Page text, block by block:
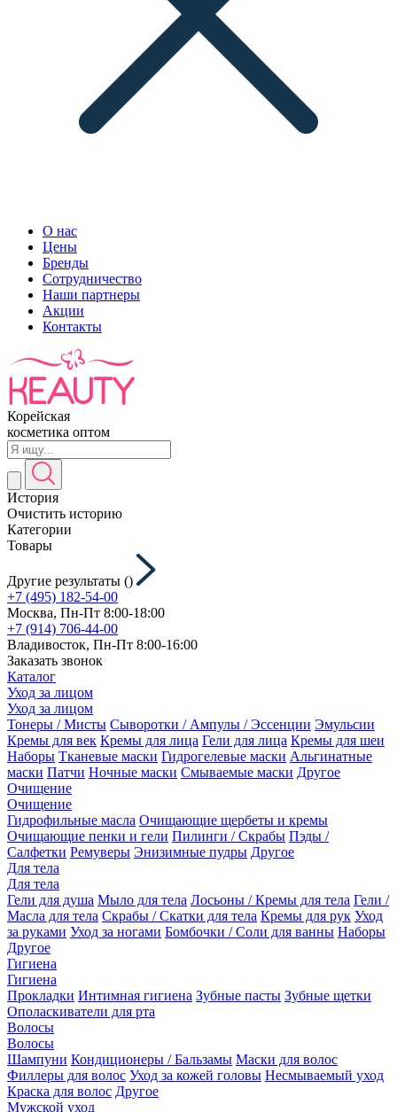
О нас
Цены
Бренды
Сотрудничество
Наши партнеры
Акции
Контакты
Корейская
косметика оптом
История
Очистить историю
Категории
Товары
Другие результаты ()
+7 (495) 182-54-00
Москва, Пн-Пт 8:00-18:00
+7 (914) 706-44-00
Владивосток, Пн-Пт 8:00-16:00
Заказать звонок
Каталог
Уход за лицом
Уход за лицом
Тонеры / Мисты Сыворотки / Ампулы / Эссенции Эмульсии
Кремы для век Кремы для лица Гели для лица Кремы для шеи
Наборы Тканевые маски Гидрогелевые маски Альгинатные
маски Патчи Ночные маски Смываемые маски Другое
Очищение
Очищение
Гидрофильные масла Очищающие щербеты и кремы
Очищающие пенки и гели Пилинги / Скрабы Пэды /
Салфетки Ремуверы Энизимные пудры Другое
Для тела
Для тела
Гели для душа Мыло для тела Лосьоны / Кремы для тела Гели /
Масла для тела Скрабы / Скатки для тела Кремы для рук Уход
за руками Уход за ногами Бомбочки / Соли для ванны Наборы
Другое
Гигиена
Гигиена
Прокладки Интимная гигиена Зубные пасты Зубные щетки
Ополаскиватели для рта
Волосы
Волосы
Шампуни Кондиционеры / Бальзамы Маски для волос
Филлеры для волос Уход за кожей головы Несмываемый уход
Краска для волос Другое
Мужской уход